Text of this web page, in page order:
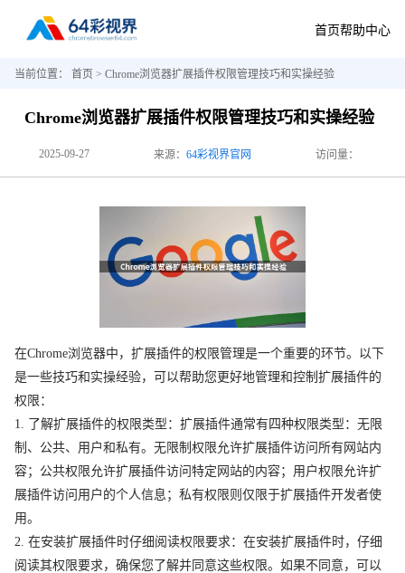
首页帮助中心
当前位置： 首页 > Chrome浏览器扩展插件权限管理技巧和实操经验
Chrome浏览器扩展插件权限管理技巧和实操经验
2025-09-27 来源： 64彩视界官网 访问量：
在Chrome浏览器中，扩展插件的权限管理是一个重要的环节。以下
是一些技巧和实操经验，可以帮助您更好地管理和控制扩展插件的
权限：
1. 了解扩展插件的权限类型：扩展插件通常有四种权限类型：无限
制、公共、用户和私有。无限制权限允许扩展插件访问所有网站内
容；公共权限允许扩展插件访问特定网站的内容；用户权限允许扩
展插件访问用户的个人信息；私有权限则仅限于扩展插件开发者使
用。
2. 在安装扩展插件时仔细阅读权限要求：在安装扩展插件时，仔细
阅读其权限要求，确保您了解并同意这些权限。如果不同意，可以